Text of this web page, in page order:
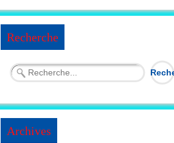
Recherche
Archives